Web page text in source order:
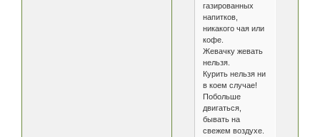
газированных
напитков,
никакого чая или
кофе.
Жевачку жевать
нельзя.
Курить нельзя ни
в коем случае!
Побольше
двигаться,
бывать на
свежем воздухе.